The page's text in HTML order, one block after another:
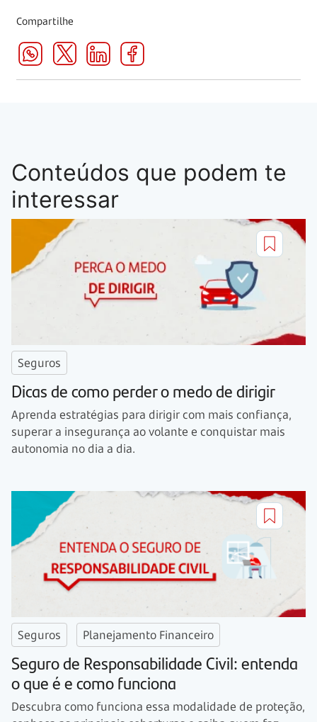
Compartilhe
Conteúdos que podem te
interessar
Seguros
Dicas de como perder o medo de dirigir
Aprenda estratégias para dirigir com mais confiança,
superar a insegurança ao volante e conquistar mais
autonomia no dia a dia.
Seguros Planejamento Financeiro
Seguro de Responsabilidade Civil: entenda
o que é e como funciona
Descubra como funciona essa modalidade de proteção,